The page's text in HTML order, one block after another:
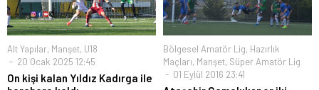
Alt Yapılar, Manşet, U18
20 Ocak 2025 12:45
On kişi kalan Yıldız Kadırga ile
Bölgesel Amatör Lig, Hazırlık
Maçları, Manşet, Süper Amatör Lig
01 Eylül 2016 23:41